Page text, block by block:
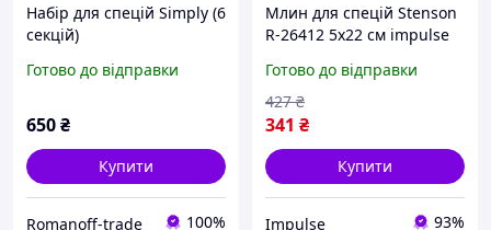
Набір для спецій Simply (6
секцій)
Готово до відправки
650₴
Купити
Romanoff-trade 100%
Млин для спецій Stenson
R-26412 5х22 см impulse
Готово до відправки
341 ₴
427 ₴
Купити
Impulse 93%